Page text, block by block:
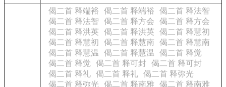
偈二首 释端裕 偈二首 释端裕
偈二首 释法智
偈二首 释法智
偈二首 释方会
偈二首 释方会
偈二首 释洪英
偈二首 释洪英
偈二首 释慧初
偈二首 释慧初
偈二首 释慧南 偈二首 释慧南
偈二首 释慧温
偈二首 释慧温
偈二首 释觉
偈二首 释觉
偈二首 释可封
偈二首 释可封
偈二首 释礼 偈二首 释礼 偈二首 释弥光
偈二首 释弥光
偈二首 释南雅 偈二首 释南雅